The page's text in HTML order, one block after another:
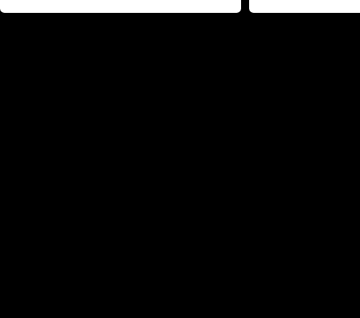
Pottera přišla s ráznou
přichází s